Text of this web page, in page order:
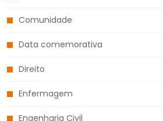
Comunidade
Data comemorativa
Direito
Enfermagem
Engenharia Civil